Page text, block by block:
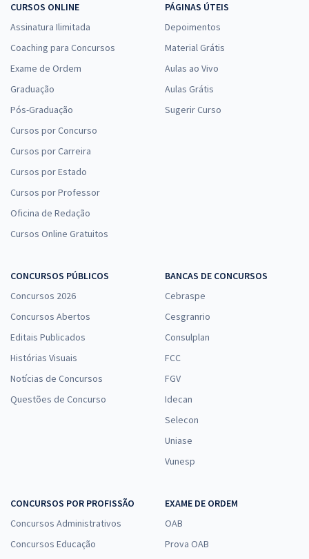
CURSOS ONLINE
Assinatura Ilimitada
Coaching para Concursos
Exame de Ordem
Graduação
Pós-Graduação
Cursos por Concurso
Cursos por Carreira
Cursos por Estado
Cursos por Professor
Oficina de Redação
Cursos Online Gratuitos
PÁGINAS ÚTEIS
Depoimentos
Material Grátis
Aulas ao Vivo
Aulas Grátis
Sugerir Curso
CONCURSOS PÚBLICOS
Concursos 2026
Concursos Abertos
Editais Publicados
Histórias Visuais
Notícias de Concursos
Questões de Concurso
BANCAS DE CONCURSOS
Cebraspe
Cesgranrio
Consulplan
FCC
FGV
Idecan
Selecon
Uniase
Vunesp
CONCURSOS POR PROFISSÃO
Concursos Administrativos
Concursos Educação
EXAME DE ORDEM
OAB
Prova OAB